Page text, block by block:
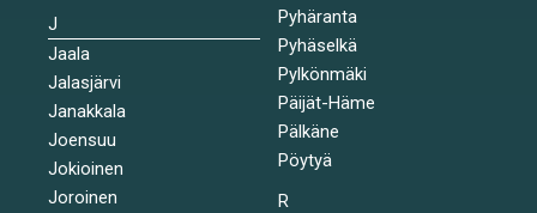
J
Jaala
Jalasjärvi
Janakkala
Joensuu
Jokioinen
Joroinen
Pyhäranta
Pyhäselkä
Pylkönmäki
Päijät-Häme
Pälkäne
Pöytyä
R